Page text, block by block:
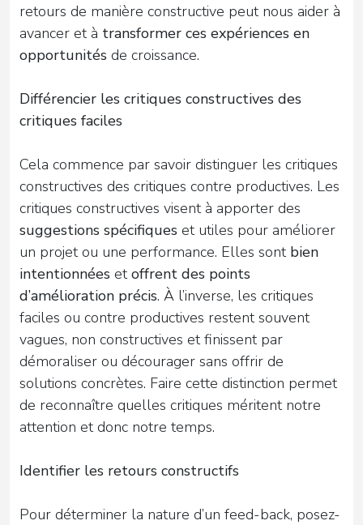
retours de manière constructive peut nous aider à
avancer et à transformer ces expériences en
opportunités de croissance.
Différencier les critiques constructives des
critiques faciles
Cela commence par savoir distinguer les critiques
constructives des critiques contre productives. Les
critiques constructives visent à apporter des
suggestions spécifiques et utiles pour améliorer
un projet ou une performance. Elles sont bien
intentionnées et offrent des points
d’amélioration précis. À l’inverse, les critiques
faciles ou contre productives restent souvent
vagues, non constructives et finissent par
démoraliser ou décourager sans offrir de
solutions concrètes. Faire cette distinction permet
de reconnaître quelles critiques méritent notre
attention et donc notre temps.
Identifier les retours constructifs
Pour déterminer la nature d’un feed-back, posez-